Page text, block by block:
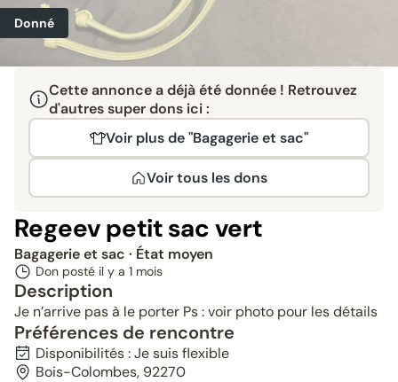
Donné
Cette annonce a déjà été donnée ! Retrouvez
d'autres super dons ici :
Voir plus de "Bagagerie et sac"
Voir tous les dons
Regeev petit sac vert
Bagagerie et sac · État moyen
Don posté il y a 1 mois
Description
Je n’arrive pas à le porter Ps : voir photo pour les détails
Préférences de rencontre
Disponibilités : Je suis flexible
Bois-Colombes, 92270